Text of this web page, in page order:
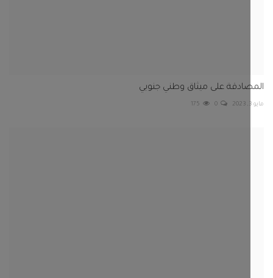
على ميثاق وطني جنوبي
0
175